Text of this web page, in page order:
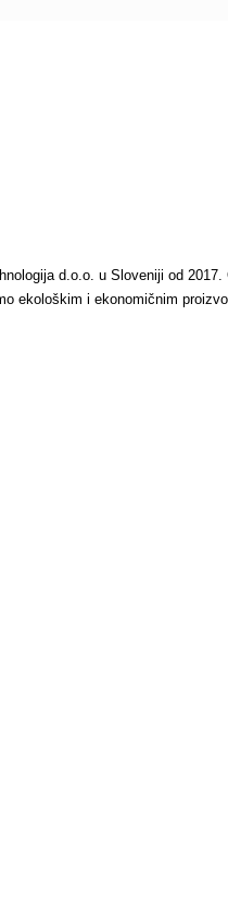
d.o.o. u Sloveniji od
ekološkim i ekonomičnim